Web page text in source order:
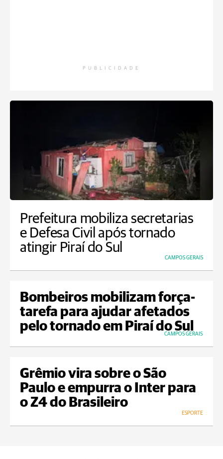
PUBLICIDADE
Prefeitura mobiliza secretarias
e Defesa Civil após tornado
atingir Piraí do Sul
CAMPOS GERAIS
Bombeiros mobilizam força-
tarefa para ajudar afetados
pelo tornado em Piraí do Sul
CAMPOS GERAIS
Grêmio vira sobre o São
Paulo e empurra o Inter para
o Z4 do Brasileiro
ESPORTE